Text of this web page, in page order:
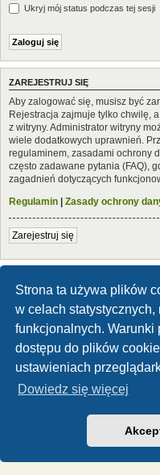
Strona ta używa plików
w celach statystycznych,
funkcjonalnych.
dostępu do plików
ustawieniach
Dowiedz się więcej
Ukryj mój status podczas tej sesji
ZAREJESTRUJ SIĘ
Aby zalogować się, musisz być
Rejestracja zajmuje tylko chwilę,
z witryny. Administrator witryny
wiele dodatkowych uprawnień.
regulaminem, zasadami ochrony
często zadawane pytania (FAQ),
zagadnień dotyczących
Regulamin | Zasady ochrony
Zarejestruj się
Technologię dostarcza
Zasady ochrony